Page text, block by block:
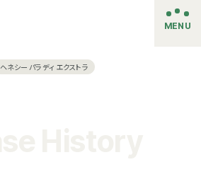
MENU
ヘネシー パラディ エクストラ